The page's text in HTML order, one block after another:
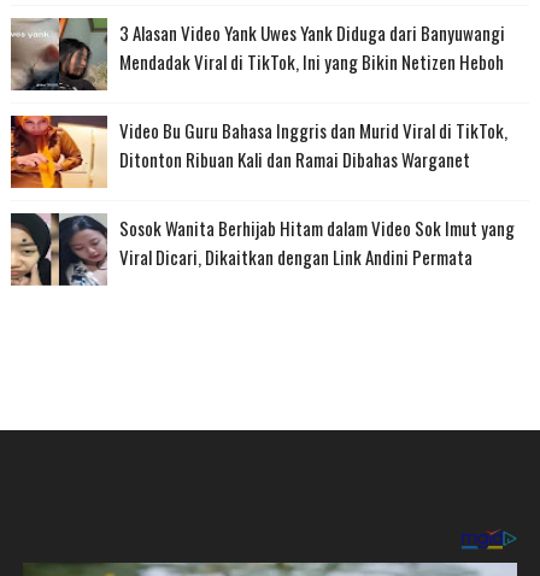
3 Alasan Video Yank Uwes Yank Diduga dari Banyuwangi
Mendadak Viral di TikTok, Ini yang Bikin Netizen Heboh
Video Bu Guru Bahasa Inggris dan Murid Viral di TikTok,
Ditonton Ribuan Kali dan Ramai Dibahas Warganet
Sosok Wanita Berhijab Hitam dalam Video Sok Imut yang
Viral Dicari, Dikaitkan dengan Link Andini Permata